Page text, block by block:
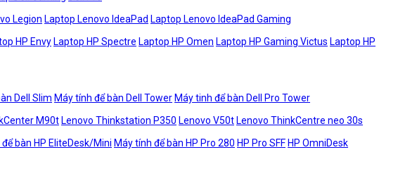
Legion Laptop Lenovo IdeaPad Laptop Lenovo IdeaPad Gaming
HP Envy Laptop HP Spectre Laptop HP Omen Laptop HP Gaming Victus Laptop HP
Dell Slim Máy tính để bàn Dell Tower Máy tinh để bàn Dell Pro Tower
M90t Lenovo Thinkstation P350 Lenovo V50t Lenovo ThinkCentre neo 30s
bàn HP EliteDesk/Mini Máy tính để bàn HP Pro 280 HP Pro SFF HP OmniDesk